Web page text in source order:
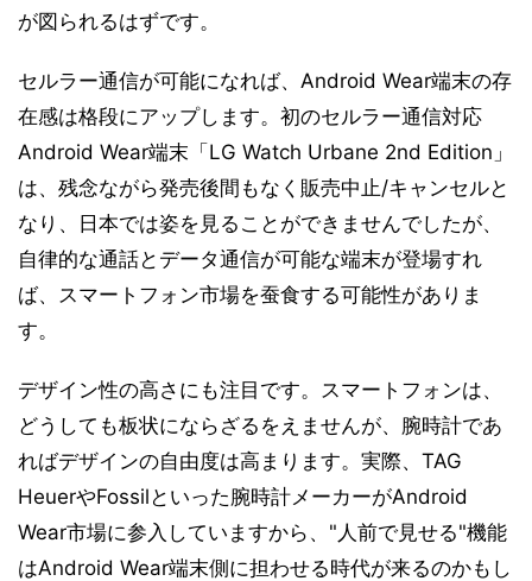
が図られるはずです。
セルラー通信が可能になれば、Android Wear端末の存
在感は格段にアップします。初のセルラー通信対応
Android Wear端末「LG Watch Urbane 2nd Edition」
は、残念ながら発売後間もなく販売中止/キャンセルと
なり、日本では姿を見ることができませんでしたが、
自律的な通話とデータ通信が可能な端末が登場すれ
ば、スマートフォン市場を蚕食する可能性がありま
す。
デザイン性の高さにも注目です。スマートフォンは、
どうしても板状にならざるをえませんが、腕時計であ
ればデザインの自由度は高まります。実際、TAG
HeuerやFossilといった腕時計メーカーがAndroid
Wear市場に参入していますから、"人前で見せる"機能
はAndroid Wear端末側に担わせる時代が来るのかもし